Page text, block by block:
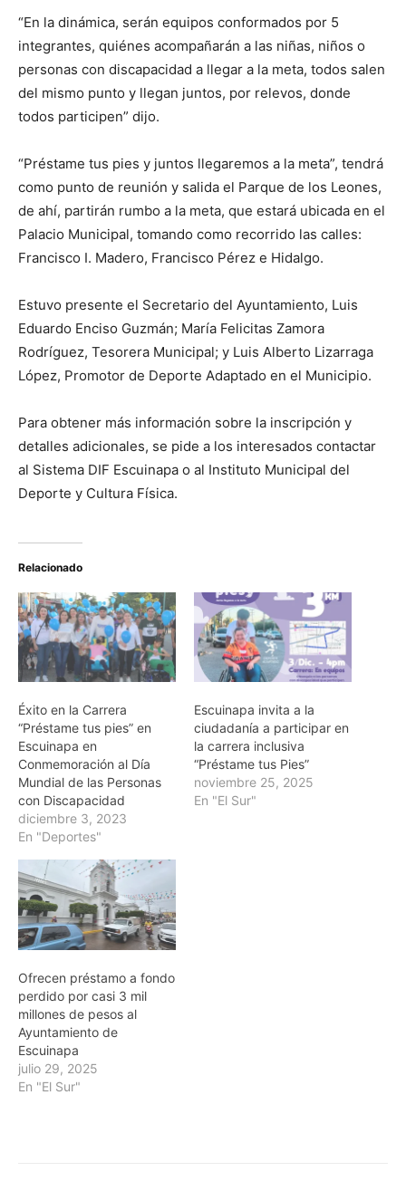
“En la dinámica, serán equipos conformados por 5
integrantes, quiénes acompañarán a las niñas, niños o
personas con discapacidad a llegar a la meta, todos salen
del mismo punto y llegan juntos, por relevos, donde
todos participen” dijo.
“Préstame tus pies y juntos llegaremos a la meta”, tendrá
como punto de reunión y salida el Parque de los Leones,
de ahí, partirán rumbo a la meta, que estará ubicada en el
Palacio Municipal, tomando como recorrido las calles:
Francisco I. Madero, Francisco Pérez e Hidalgo.
Estuvo presente el Secretario del Ayuntamiento, Luis
Eduardo Enciso Guzmán; María Felicitas Zamora
Rodríguez, Tesorera Municipal; y Luis Alberto Lizarraga
López, Promotor de Deporte Adaptado en el Municipio.
Para obtener más información sobre la inscripción y
detalles adicionales, se pide a los interesados contactar
al Sistema DIF Escuinapa o al Instituto Municipal del
Deporte y Cultura Física.
Relacionado
Éxito en la Carrera
“Préstame tus pies” en
Escuinapa en
Conmemoración al Día
Mundial de las Personas
con Discapacidad
diciembre 3, 2023
En "Deportes"
Escuinapa invita a la
ciudadanía a participar en
la carrera inclusiva
“Préstame tus Pies”
noviembre 25, 2025
En "El Sur"
Ofrecen préstamo a fondo
perdido por casi 3 mil
millones de pesos al
Ayuntamiento de
Escuinapa
julio 29, 2025
En "El Sur"